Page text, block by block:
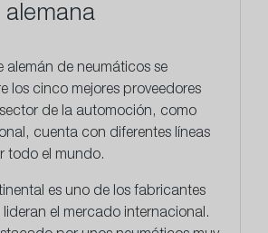
alemana
alemán de neumáticos se
los cinco mejores proveedores
de la automoción, como
cuenta con diferentes líneas
todo el mundo.
es uno de los fabricantes
el mercado internacional.